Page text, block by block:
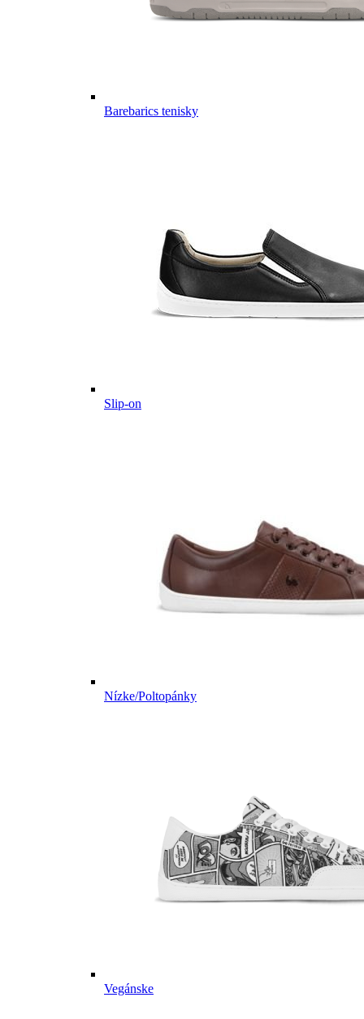
Barebarics tenisky
Slip-on
Nízke/Poltopánky
Vegánske